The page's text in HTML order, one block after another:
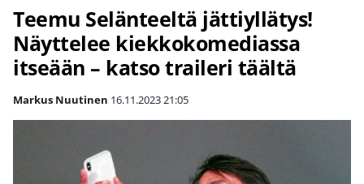
Teemu Selänteeltä jättiyllätys!
Näyttelee kiekkokomediassa
itseään – katso traileri täältä
Markus Nuutinen 16.11.202321:05